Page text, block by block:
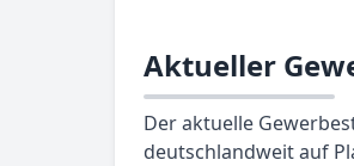
Aktueller
Der aktuelle
deutschlandweit auf